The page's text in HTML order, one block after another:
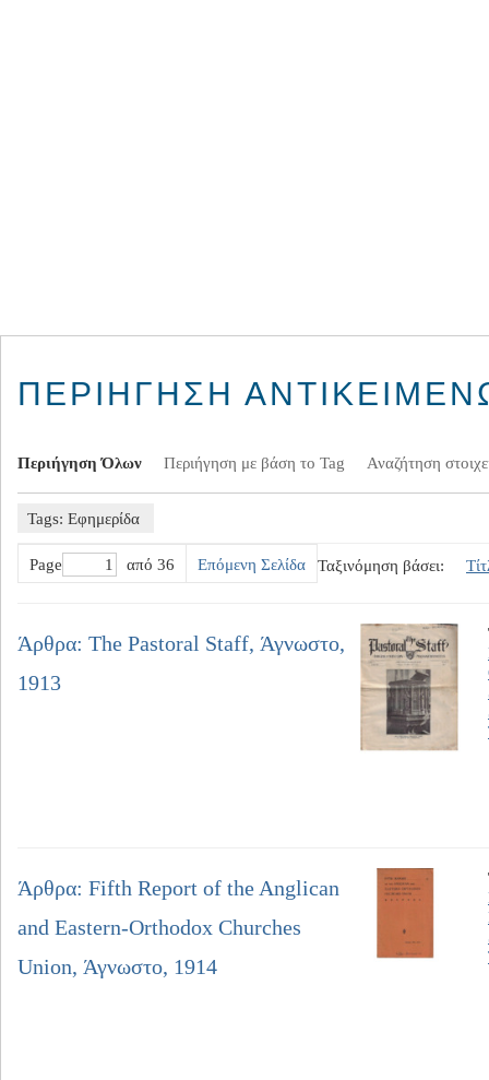
ΠΕΡΙΉΓΗΣΗ
Περιήγηση Όλων Περιήγηση με βάση το Tag Αναζήτηση
Tags: Εφημερίδα
Page από 36 Επόμενη Σελίδα Ταξινόμηση βάσει:
Άρθρα: The Pastoral Staff, Άγνωστο,
1913
Άρθρα: Fifth Report of the Anglican
and Eastern-Orthodox Churches
Union, Άγνωστο, 1914